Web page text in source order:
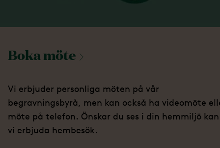
Bokamöte
Vi erbjuder personliga möten på vår
begravningsbyrå, men kan också ha videomöte
möte på telefon. Önskar du ses i din hemmiljö kan
vi erbjuda hembesök.